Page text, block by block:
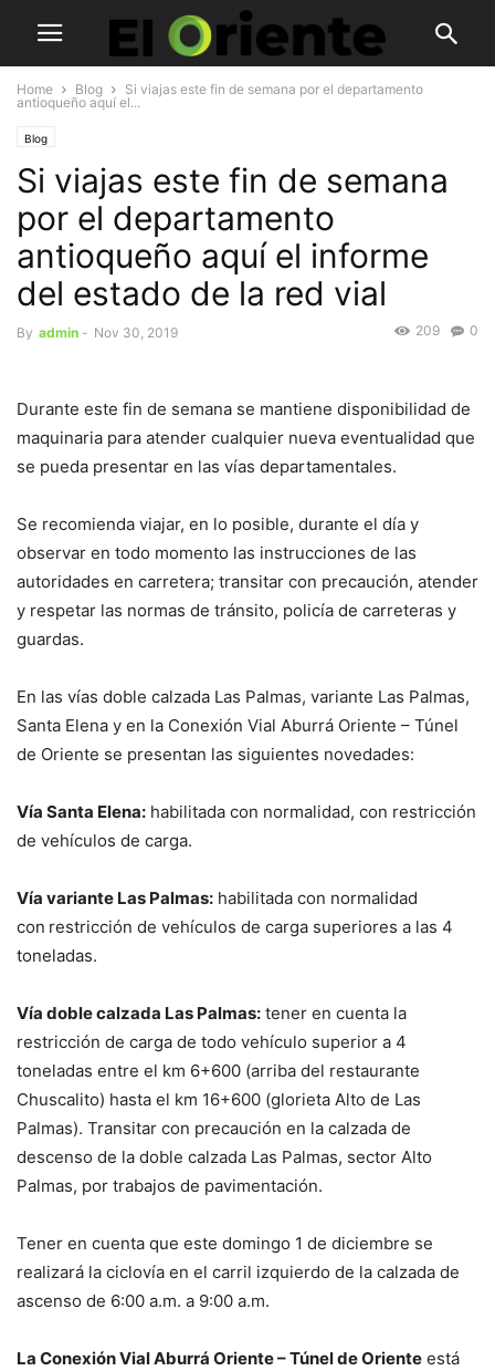
Home Blog
Si viajas este fin de semana por el departamento
antioqueño aquí el...
Blog
Si viajas este fin de semana
por el departamento
antioqueño aquí el informe
del estado de la red vial
By admin - Nov 30, 2019 0
209
Durante este fin de semana se mantiene disponibilidad de
maquinaria para atender cualquier nueva eventualidad que
se pueda presentar en las vías departamentales.
Se recomienda viajar, en lo posible, durante el día y
observar en todo momento las instrucciones de las
autoridades en carretera; transitar con precaución, atender
y respetar las normas de tránsito, policía de carreteras y
guardas.
En las vías doble calzada Las Palmas, variante Las Palmas,
Santa Elena y en la Conexión Vial Aburrá Oriente – Túnel
de Oriente se presentan las siguientes novedades:
Vía Santa Elena: habilitada con normalidad, con restricción
de vehículos de carga.
Vía variante Las Palmas: habilitada con normalidad
con restricción de vehículos de carga superiores a las 4
toneladas.
Vía doble calzada Las Palmas: tener en cuenta la
restricción de carga de todo vehículo superior a 4
toneladas entre el km 6+600 (arriba del restaurante
Chuscalito) hasta el km 16+600 (glorieta Alto de Las
Palmas). Transitar con precaución en la calzada de
descenso de la doble calzada Las Palmas, sector Alto
Palmas, por trabajos de pavimentación.
Tener en cuenta que este domingo 1 de diciembre se
realizará la ciclovía en el carril izquierdo de la calzada de
ascenso de 6:00 a.m. a 9:00 a.m.
La Conexión Vial Aburrá Oriente – Túnel de Oriente está